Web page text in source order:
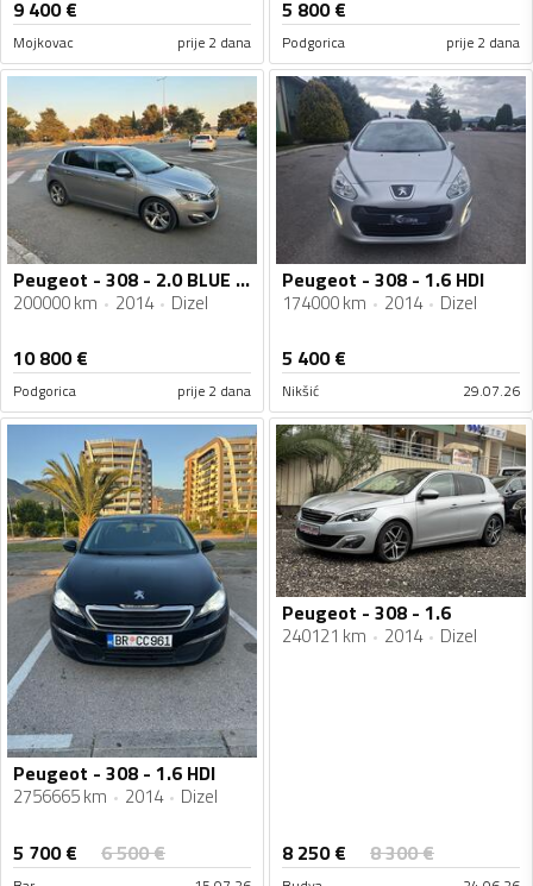
9 400€
Mojkovac prije 2 dana
5 800€
Podgorica prije 2 dana
Peugeot - 308 - 2.0 BLUE HDI
200000 km 2014 Dizel
10 800€
Podgorica prije 2 dana
Peugeot - 308 - 1.6 HDI
174000 km 2014 Dizel
5 400€
Nikšić 29.07.26
Peugeot - 308 - 1.6 HDI
2756665 km 2014 Dizel
5 700€ 6 500€
Peugeot - 308 - 1.6
240121 km 2014 Dizel
8 250€ 8 300€